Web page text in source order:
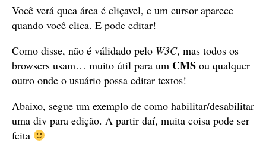
Você verá quea área é cliçavel, e um cursor aparece
quando você clica. E pode editar!
Como disse, não é válidado pelo W3C, mas todos os
browsers usam… muito útil para um CMS ou qualquer
outro onde o usuário possa editar textos!
Abaixo, segue um exemplo de como habilitar/desabilitar
uma div para edição. A partir daí, muita coisa pode ser
feita